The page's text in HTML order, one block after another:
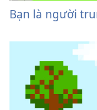
Bạn là người